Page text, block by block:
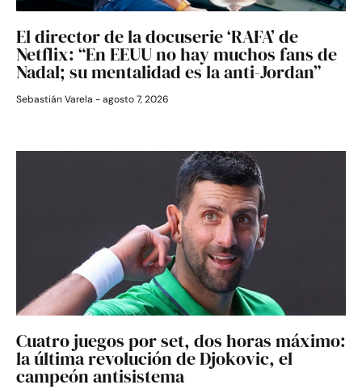
El director de la docuserie ‘RAFA’ de
Netflix: “En EEUU no hay muchos fans de
Nadal; su mentalidad es la anti-Jordan”
Sebastián Varela agosto 7, 2026
Cuatro juegos por set, dos horas máximo:
la última revolución de Djokovic, el
campeón antisistema